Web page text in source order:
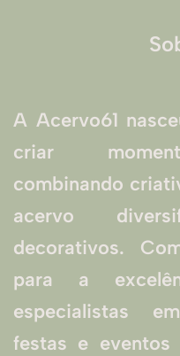
A Acervo61
criar
combinando
acervo
decorativos.
para a
especialistas
festas e